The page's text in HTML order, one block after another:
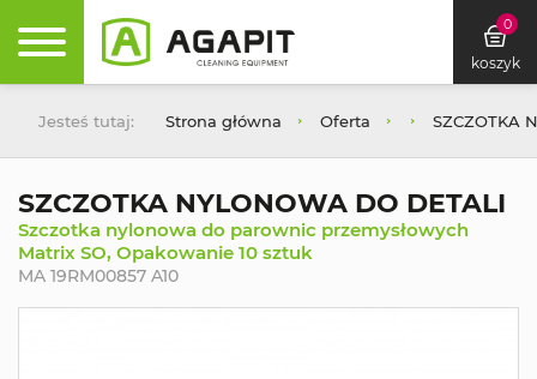
0
koszyk
Jesteś tutaj: Strona główna Oferta SZCZOTKA
SZCZOTKA NYLONOWA DO DETALI
Szczotka nylonowa do parownic przemysłowych
Matrix SO, Opakowanie 10 sztuk
MA 19RM00857 A10